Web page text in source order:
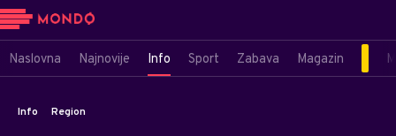
Naslovna Najnovije Info Sport Zabava Magazin
Info Region